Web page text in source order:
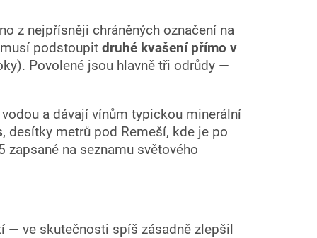
z nejpřísněji chráněných označení na
podstoupit druhé kvašení přímo v
Povolené jsou hlavně tři odrůdy —
a dávají vínům typickou minerální
, desítky metrů pod Remeší, kde je po
na seznamu světového
— ve skutečnosti spíš zásadně zlepšil